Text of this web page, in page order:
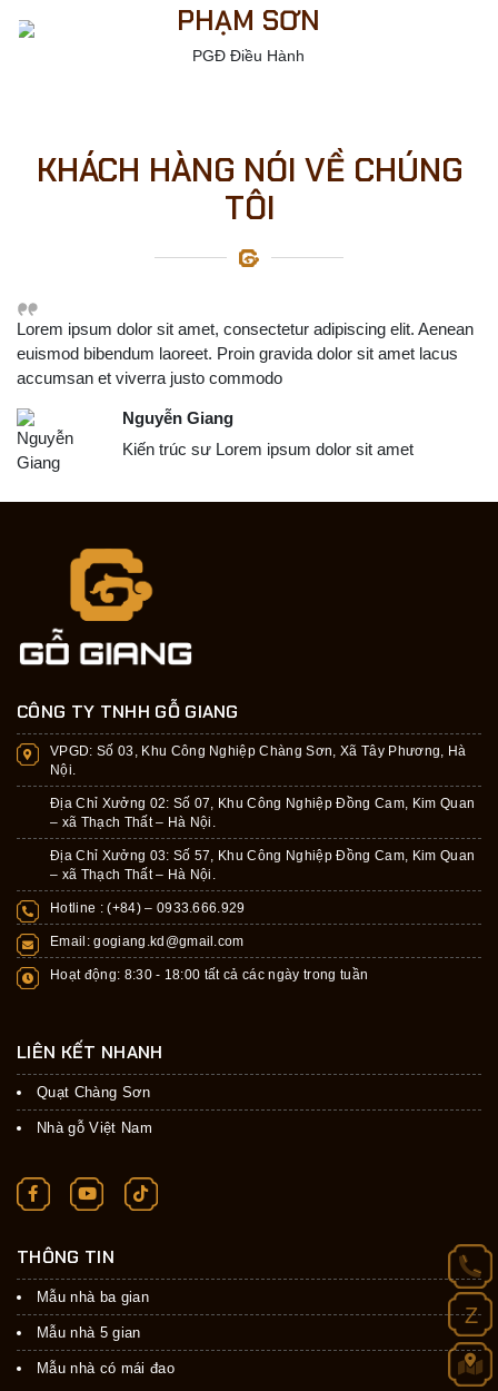
PHẠM SƠN
PGĐ Điều Hành
KHÁCH HÀNG NÓI VỀ CHÚNG
TÔI
Lorem ipsum dolor sit amet, consectetur adipiscing elit. Aenean
euismod bibendum laoreet. Proin gravida dolor sit amet lacus
accumsan et viverra justo commodo
Nguyễn Giang
Kiến trúc sư Lorem ipsum dolor sit amet
CÔNG TY TNHH GỖ GIANG
VPGD: Số 03, Khu Công Nghiệp Chàng Sơn, Xã Tây Phương, Hà
Nội.
Địa Chỉ Xưởng 02: Số 07, Khu Công Nghiệp Đồng Cam, Kim Quan
– xã Thạch Thất – Hà Nội.
Địa Chỉ Xưởng 03: Số 57, Khu Công Nghiệp Đồng Cam, Kim Quan
– xã Thạch Thất – Hà Nội.
Hotline : (+84) – 0933.666.929
Email:gogiang.kd@gmail.com
Hoạt động: 8:30 - 18:00 tất cả các ngày trong tuần
LIÊN KẾT NHANH
Quạt Chàng Sơn
Nhà gỗ Việt Nam
THÔNG TIN
Mẫu nhà ba gian
Mẫu nhà 5 gian
Mẫu nhà có mái đao
Z